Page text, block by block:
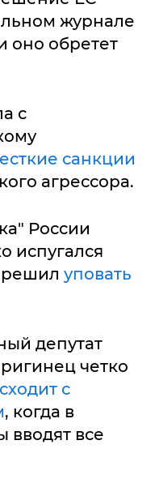
журнале
оно обретет
с
санкции
агрессора.
России
испугался
решил уповать
депутат
четко
с
, когда в
вводят все